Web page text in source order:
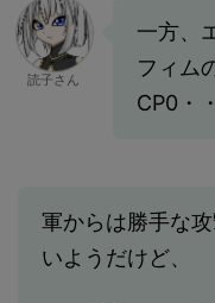
読子さん
一方、
フィム
CP0・
軍からは勝手な
いようだけど、